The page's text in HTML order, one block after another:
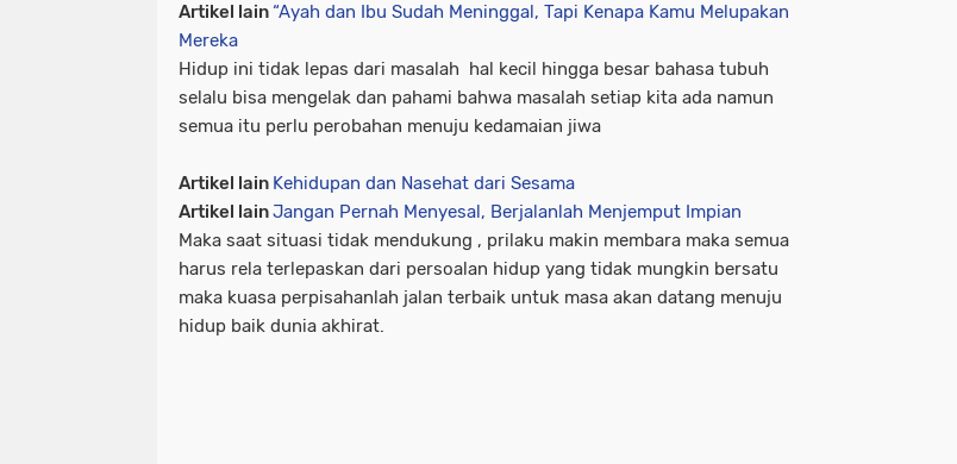
Artikel lain“Ayah dan Ibu Sudah Meninggal, Tapi Kenapa Kamu Melupakan
Mereka
Hidup ini tidak lepas dari masalah hal kecil hingga besar bahasa tubuh
selalu bisa mengelak dan pahami bahwa masalah setiap kita ada namun
semua itu perlu perobahan menuju kedamaian jiwa
Artikel lain Kehidupan dan Nasehat dari Sesama
Artikel lainJangan Pernah Menyesal, Berjalanlah Menjemput Impian
Maka saat situasi tidak mendukung , prilaku makin membara maka semua
harus rela terlepaskan dari persoalan hidup yang tidak mungkin bersatu
maka kuasa perpisahanlah jalan terbaik untuk masa akan datang menuju
hidup baik dunia akhirat.